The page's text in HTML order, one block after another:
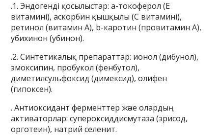
.1. Эндогенді қосылыстар: a-токоферол (Е
витамині), аскорбин қышқылы (С витамині),
ретинол (витамин А), b-каротин (провитамин А),
убихинон (убинон).
.2. Синтетикалық препараттар: ионол (дибунол),
эмоксипин, пробукол (фенбутол),
диметилсульфоксид (димексид), олифен
(гипоксен).
. Антиоксидант ферменттер және олардың
активаторлар: супероксиддисмутаза (эрисод,
орготеин), натрий селенит.